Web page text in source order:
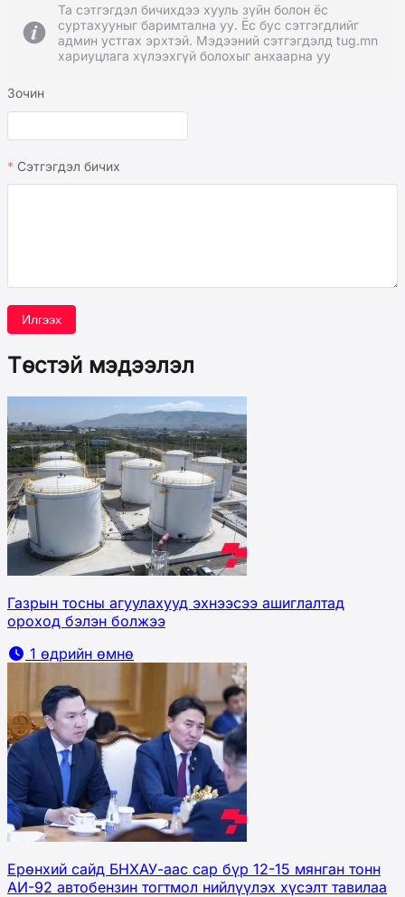
Та сэтгэгдэл бичихдээ хууль зүйн болон ёс
суртахууныг баримтална уу. Ёс бус сэтгэгдлийг
админ устгах эрхтэй. Мэдээний сэтгэгдэлд tug.mn
хариуцлага хүлээхгүй болохыг анхаарна уу
Зочин
Сэтгэгдэл бичих
Илгээх
Төстэй мэдээлэл
Газрын тосны агуулахууд эхнээсээ ашиглалтад
ороход бэлэн болжээ
1 өдрийн өмнө
Ерөнхий сайд БНХАУ-аас сар бүр 12-15 мянган тонн
АИ-92 автобензин тогтмол нийлүүлэх хүсэлт тавилаа